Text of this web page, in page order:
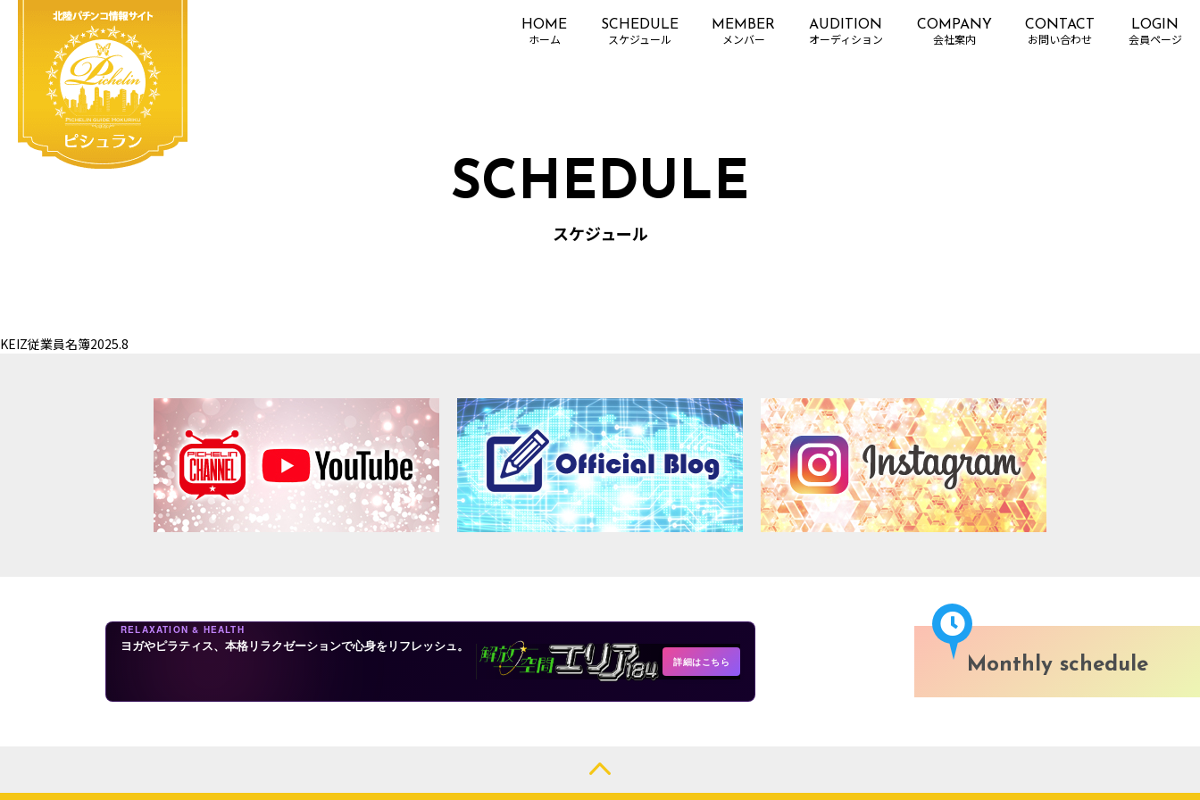
HOME SCHEDULE MEMBER AUDITION COMPANY CONTACT LOGIN
SCHEDULE
スケジュール
KEIZ従業員名簿2025.8
RELAXATION & HEALTH
ヨガやピラティス、本格リラクゼーションで心身をリフレッシュ。
詳細はこちら Monthly schedule